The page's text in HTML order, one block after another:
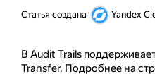
Статья создана Yandex
В Audit Trails
Transfer. Подробнее на